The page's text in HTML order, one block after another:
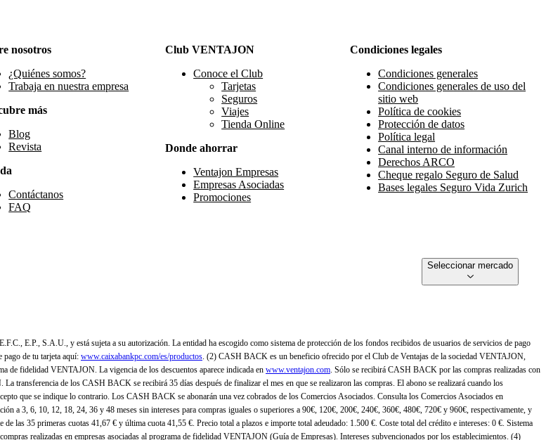
nosotros
¿Quiénes somos?
Trabaja en nuestra empresa
más
Blog
Revista
Contáctanos
FAQ
Club VENTAJON
Conoce el Club
Tarjetas
Seguros
Viajes
Tienda Online
Donde ahorrar
Ventajon Empresas
Empresas Asociadas
Promociones
Condiciones legales
Condiciones generales
Condiciones generales de uso del
sitio web
Política de cookies
Protección de datos
Política legal
Canal interno de información
Derechos ARCO
Cheque regalo Seguro de Salud
Bases legales Seguro Vida Zurich
Seleccionar mercado
E.P., S.A.U., y está sujeta a su autorización. La entidad ha escogido como sistema de protección de los fondos recibidos de usuarios de servicios de pago
pago de tu tarjeta aquí: www.caixabankpc.com/es/productos. (2) CASH BACK es un beneficio ofrecido por el Club de Ventajas de la sociedad VENTAJON,
de fidelidad VENTAJON. La vigencia de los descuentos aparece indicada en www.ventajon.com. Sólo se recibirá CASH BACK por las compras realizadas con
de los CASH BACK se recibirá 35 días después de finalizar el mes en que se realizaron las compras. El abono se realizará cuando los
que se indique lo contrario. Los CASH BACK se abonarán una vez cobrados de los Comercios Asociados. Consulta los Comercios Asociados en
a 3, 6, 10, 12, 18, 24, 36 y 48 meses sin intereses para compras iguales o superiores a 90€, 120€, 200€, 240€, 360€, 480€, 720€ y 960€, respectivamente, y
de las 35 primeras cuotas 41,67 € y última cuota 41,55 €. Precio total a plazos e importe total adeudado: 1.500 €. Coste total del crédito e intereses: 0 €. Sistema
realizadas en empresas asociadas al programa de fidelidad VENTAJON (Guía de Empresas). Intereses subvencionados por los establecimientos. (4)